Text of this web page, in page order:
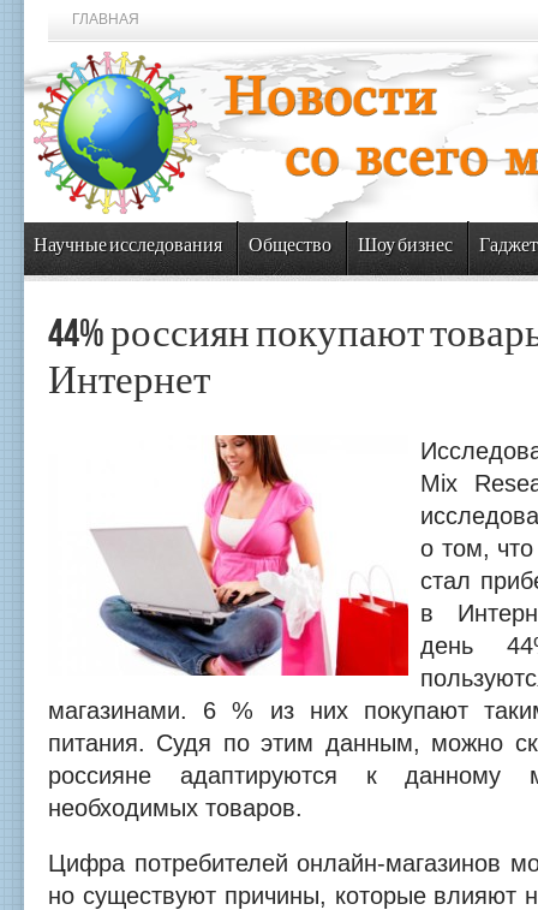
ГЛАВНАЯ
Научные исследования Общество Шоу бизнес
44% россиян покупают
Интернет
Mix
о том,
стал
в
день
магазинами. 6 % из них покупают
питания. Судя по этим данным, можно
россияне адаптируются к данному
необходимых товаров.
Цифра потребителей онлайн-магазинов
но существуют причины, которые влияют